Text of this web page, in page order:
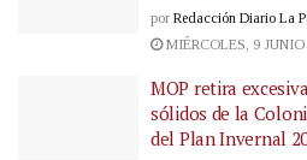
por Redacción Diario La
MIÉRCOLES, 9 JUNIO
MOP retira
sólidos de la
del Plan Invernal